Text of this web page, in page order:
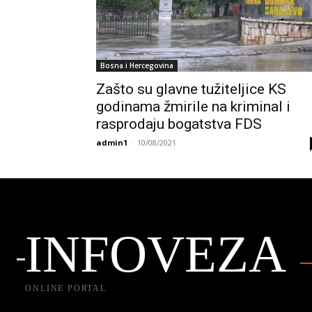
Bosna i Hercegovina
Zašto su glavne tužiteljice KS
godinama žmirile na kriminal i
rasprodaju bogatstva FDS
admin1 - 10/08/2021
INFOVEZA
ONLINE PORTAL